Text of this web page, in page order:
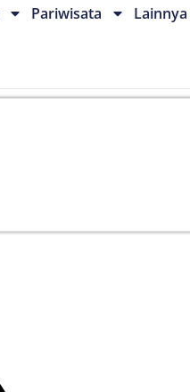
Pariwisata Lainnya